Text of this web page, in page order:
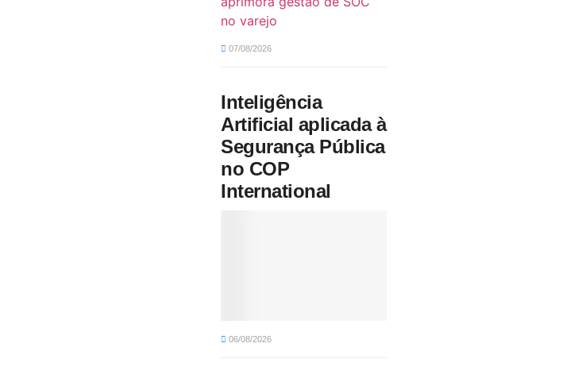
no varejo
07/08/2026
Inteligência
Artificial aplicada à
Segurança Pública
no COP
International
06/08/2026